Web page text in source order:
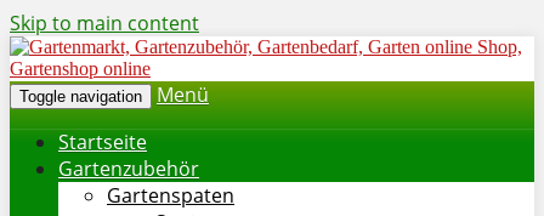
Skip to main content
Toggle navigation
Menü
Startseite
Gartenzubehör
Gartenspaten